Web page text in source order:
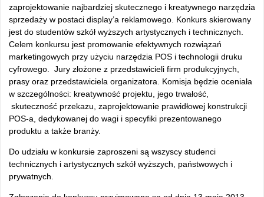
zaprojektowanie najbardziej skutecznego i kreatywnego narzędzia
sprzedaży w postaci display’a reklamowego. Konkurs skierowany
jest do studentów szkół wyższych artystycznych i technicznych.
Celem konkursu jest promowanie efektywnych rozwiązań
marketingowych przy użyciu narzędzia POS i technologii druku
cyfrowego. Jury złożone z przedstawicieli firm produkcyjnych,
prasy oraz przedstawiciela organizatora. Komisja będzie oceniała
w szczególności: kreatywność projektu, jego trwałość,
skuteczność przekazu, zaprojektowanie prawidłowej konstrukcji
POS-a, dedykowanej do wagi i specyfiki prezentowanego
produktu a także branży.
Do udziału w konkursie zaproszeni są wszyscy studenci
technicznych i artystycznych szkół wyższych, państwowych i
prywatnych.